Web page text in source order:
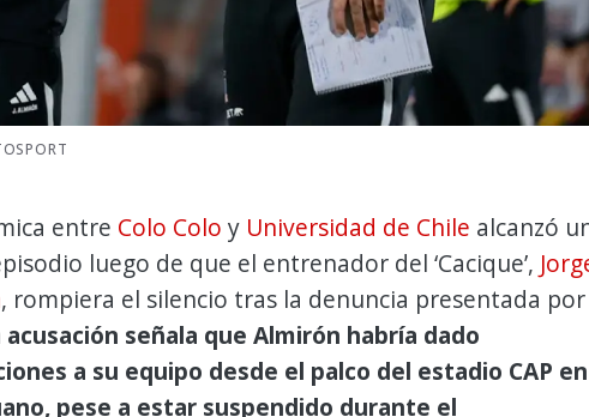
entre Colo Colo y Universidad de Chile alcanzó
luego de que el entrenador del ‘Cacique’,
, rompiera el silencio tras la denuncia presentada por
acusación señala que Almirón habría dado
a su equipo desde el palco del estadio CAP en
pese a estar suspendido durante el